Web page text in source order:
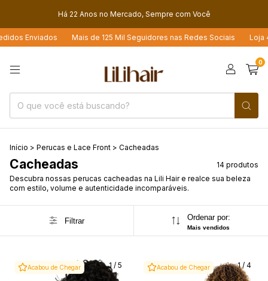
Há 22 Anos no Mercado, Sempre com Você
Enviados Mais de 125 Mil Seguidores nas Redes Sociais Loja 4.6
0
Início > Perucas e Lace Front > Cacheadas
Cacheadas
14 produtos
Descubra nossas perucas cacheadas na Lili Hair e realce sua beleza
com estilo, volume e autenticidade incomparáveis.
Filtrar Ordenar por:
Mais vendidos
Acabou de Chegar 1 / 5 Acabou de Chegar 1/ 4